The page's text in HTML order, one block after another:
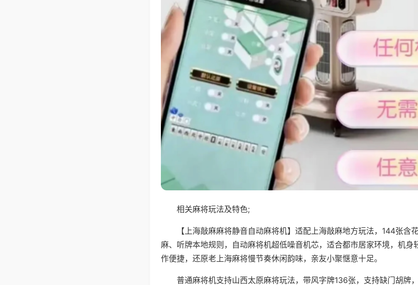
相关麻将玩法及特色;
【上海敲麻麻将静音自动麻将机】适配上海敲麻地方玩法，144张含
麻、听牌本地规则，自动麻将机超低噪音机芯，适合都市居家环境，机身
作便捷，还原老上海麻将慢节奏休闲韵味，亲友小聚惬意十足。
普通麻将机支持山西太原麻将玩法，带风字牌136张，支持缺门胡牌